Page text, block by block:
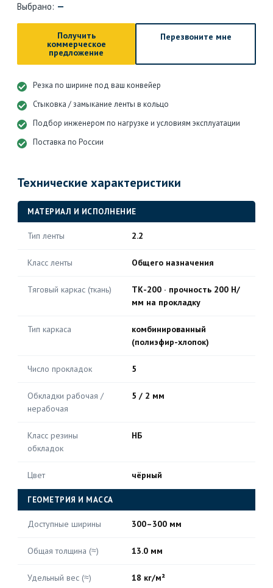
Выбрано: —
Получить
коммерческое
предложение
Перезвоните мне
Резка по ширине под ваш конвейер
Стыковка / замыкание ленты в кольцо
Подбор инженером по нагрузке и условиям эксплуатации
Поставка по России
Технические характеристики
МАТЕРИАЛ И ИСПОЛНЕНИЕ
Тип ленты 2.2
Класс ленты Общего назначения
Тяговый каркас (ткань)
ТК-200 · прочность 200 Н/
мм на прокладку
Тип каркаса
комбинированный
(полиэфир-хлопок)
Число прокладок 5
Обкладки рабочая /
нерабочая
5 / 2 мм
Класс резины
обкладок
НБ
Цвет чёрный
ГЕОМЕТРИЯ И МАССА
Доступные ширины 300–300 мм
Общая толщина (≈) 13.0 мм
Удельный вес (≈) 18 кг/м²